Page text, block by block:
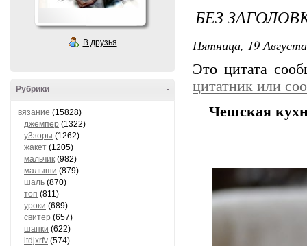
В друзья
-
Рубрики
вязание (15828)
джемпер (1322)
у3зоры (1262)
жакет (1205)
мальчик (982)
малыши (879)
шаль (870)
топ (811)
уроки (689)
свитер (657)
шапки (622)
ltdjxrfv (574)
БЕЗ
Пятница, 19
Это цитата
цитатник или
Чешская